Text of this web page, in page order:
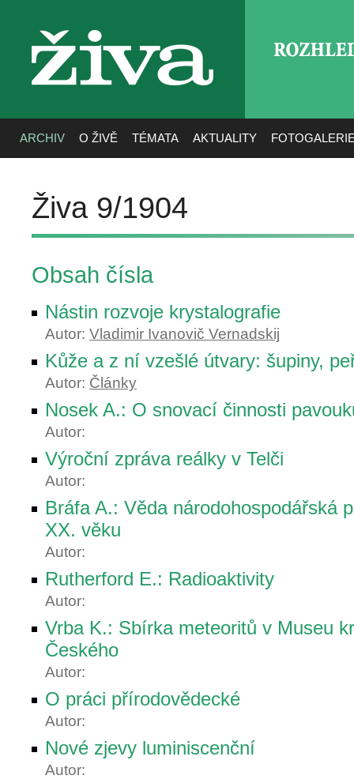
živa
ARCHIV O ŽIVĚ TÉMATA AKTUALITY
Živa 9/1904
Obsah čísla
Nástin rozvoje krystalografie
Autor: Vladimir Ivanovič Vernadskij
Kůže a z ní vzešlé útvary: šupiny,
Autor: Články
Nosek A.: O snovací činnosti
Autor:
Výroční zpráva reálky v Telči
Autor:
Bráfa A.: Věda národohospodářská
XX. věku
Autor:
Rutherford E.: Radioaktivity
Autor:
Vrba K.: Sbírka meteoritů v Museu
Českého
Autor:
O práci přírodovědecké
Autor:
Nové zjevy luminiscenční
Autor: